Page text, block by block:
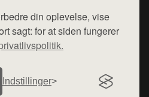
din oplevelse, vise
sagt: for at siden fungerer
Indstillinger
side - vi henviser til de shops,